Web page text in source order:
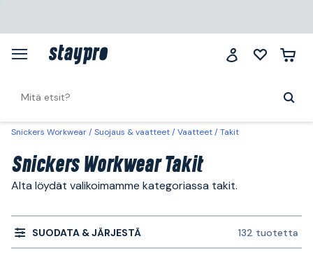
Snickers Workwear Suojaus & vaatteet Vaatteet Takit
Snickers Workwear Takit
Alta löydät valikoimamme kategoriassa takit.
SUODATA & JÄRJESTÄ 132 tuotetta